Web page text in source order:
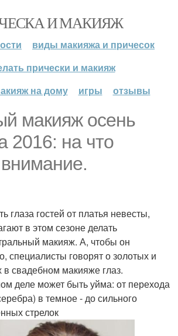
И МАКИЯЖ
виды макияжа и причесок
прически и макияж
на дому
игры отзывы
макияж осень
2016: на что
глаза гостей от платья невесты,
в этом сезоне делать
макияж. А, чтобы он
специалисты говорят о золотых и
свадебном макияже глаз.
деле может быть уйма: от перехода
в темное - до сильного
стрелок